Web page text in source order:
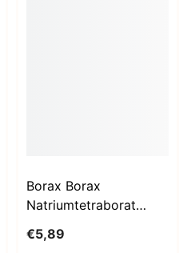
Borax Borax
Natriumtetraborat
BioLaboratorium
€5,89